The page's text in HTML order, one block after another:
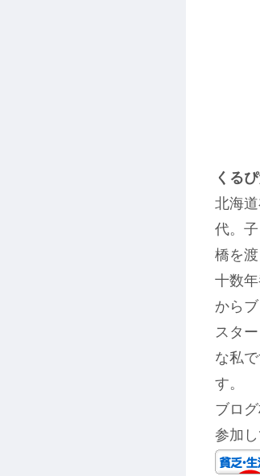
くる
北海
代。
橋を
十数
から
スタ
な私
す。
ブロ
参加し